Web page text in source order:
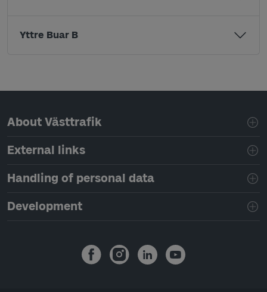
Yttre Buar B
Page footer navigation
About Västtrafik
External links
Handling of personal data
Development